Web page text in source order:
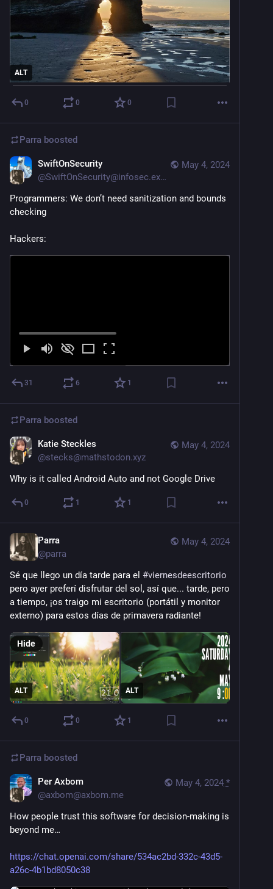
ALT
0 0 0
Parra boosted
May 4, 2024
SwiftOnSecurity
@SwiftOnSecurity@infosec.exchange
Programmers: We don’t need sanitization and bounds
checking
Hackers:
31 6 1
Parra boosted
May 4, 2024
Katie Steckles
@stecks@mathstodon.xyz
Why is it called Android Auto and not Google Drive
0 1 1
May 4, 2024
Parra
@parra
Sé que llego un día tarde para el #viernesdeescritorio
pero ayer preferí disfrutar del sol, así que... tarde, pero
a tiempo, ¡os traigo mi escritorio (portátil y monitor
externo) para estos días de primavera radiante!
ALT ALT
Hide
0 0 1
Parra boosted
May 4, 2024 *
Per Axbom
@axbom@axbom.me
How people trust this software for decision-making is
beyond me…
https://chat.openai.com/share/534ac2bd-332c-43d5-
a26c-4b1bd8050c38